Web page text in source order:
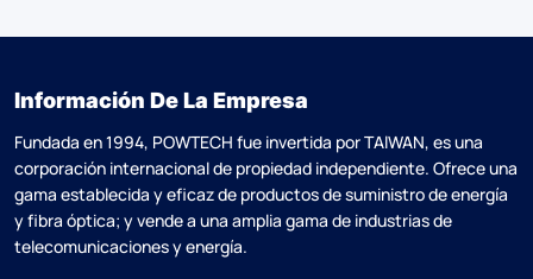
Información De La Empresa
Fundada en 1994, POWTECH fue invertida por TAlWAN, es una
corporación internacional de propiedad independiente. Ofrece una
gama establecida y eficaz de productos de suministro de energía
y fibra óptica; y vende a una amplia gama de industrias de
telecomunicaciones y energía.